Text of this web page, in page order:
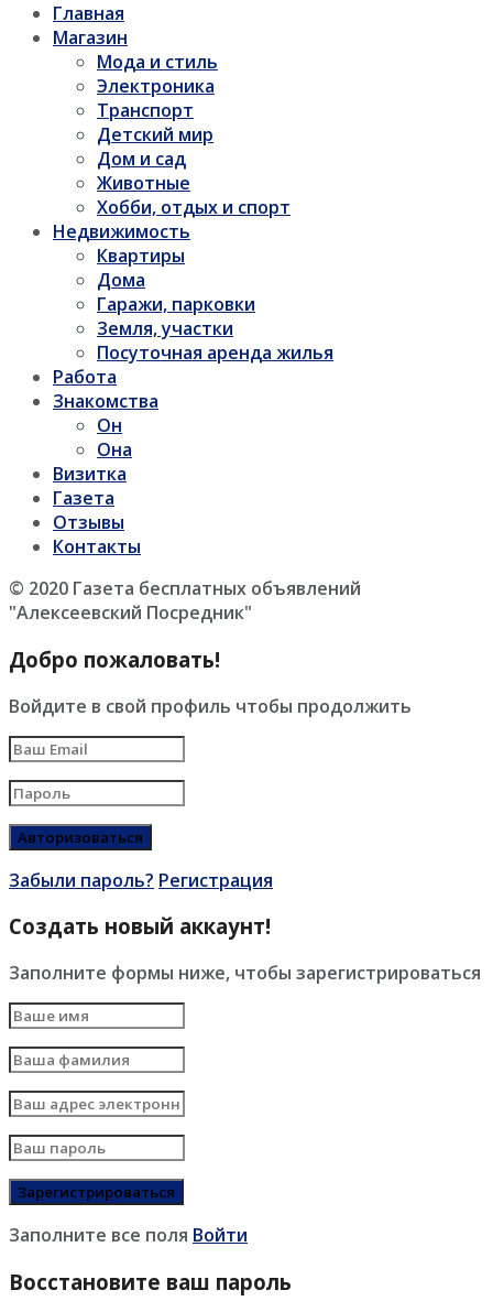
Главная
Магазин
Мода и стиль
Электроника
Транспорт
Детский мир
Дом и сад
Животные
Хобби, отдых и спорт
Недвижимость
Квартиры
Дома
Гаражи, парковки
Земля, участки
Посуточная аренда жилья
Работа
Знакомства
Он
Она
Визитка
Газета
Отзывы
Контакты
© 2020 Газета бесплатных объявлений
"Алексеевский Посредник"
Добро пожаловать!
Войдите в свой профиль чтобы продолжить
Забыли пароль? Регистрация
Создать новый аккаунт!
Заполните формы ниже, чтобы зарегистрироваться
Заполните все поля Войти
Восстановите ваш пароль